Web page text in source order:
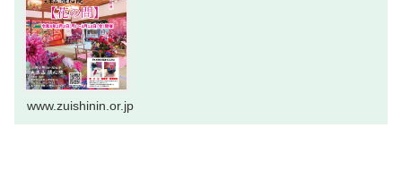
www.zuishinin.or.jp